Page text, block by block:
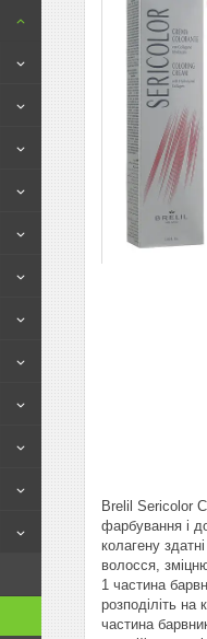
Brelil Sericolor
фарбування і
колагену
волосся,
1 частина
розподіліть
частина